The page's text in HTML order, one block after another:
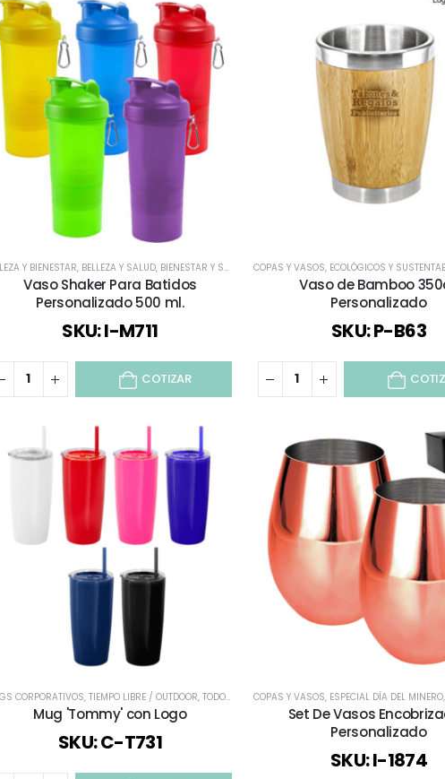
Y BIENESTAR, BELLEZA Y SALUD, BIENESTAR Y SALUD BOTELLAS ,BOTELLAS PLÁSTICAS, COPAS Y
Vaso Shaker Para Batidos
Personalizado 500 ml.
SKU: I-M711
COTIZAR
COPAS Y VASOS, ECOLÓGICOS Y
Vaso de Bamboo
Personalizado
SKU: P-B63
CORPORATIVOS, TIEMPO LIBRE / OUTDOOR, TODOS VASOS CORPORATIVOS
Mug 'Tommy' con Logo
SKU: C-T731
COPAS Y VASOS, ESPECIAL DÍA DEL MINERO,
Set De Vasos
Personalizado
SKU: I-1874